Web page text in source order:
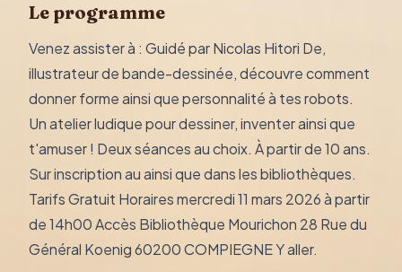
Le programme
Venez assister à : Guidé par Nicolas Hitori De,
illustrateur de bande-dessinée, découvre comment
donner forme ainsi que personnalité à tes robots.
Un atelier ludique pour dessiner, inventer ainsi que
t'amuser ! Deux séances au choix. À partir de 10 ans.
Sur inscription au ainsi que dans les bibliothèques.
Tarifs Gratuit Horaires mercredi 11 mars 2026 à partir
de 14h00 Accès Bibliothèque Mourichon 28 Rue du
Général Koenig 60200 COMPIEGNE Y aller.